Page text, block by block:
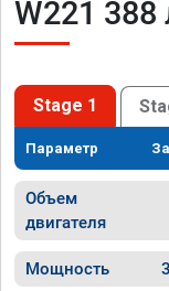
W221
Stage 1
Параметр
Объем
двигателя
Мощность